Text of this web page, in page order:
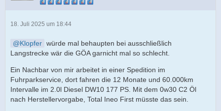
18. Juli 2025 um 18:44
Klopfer würde mal behaupten bei ausschließlich
Langstrecke wär die GÖA garnicht mal so schlecht.
Ein Nachbar von mir arbeitet in einer Spedition im
Fuhrparkservice, dort fahren die 12 Monate und 60.000km
Intervalle im 2.0l Diesel DW10 177 PS. Mit dem 0w30 C2 Öl
nach Herstellervorgabe, Total Ineo First müsste das sein.